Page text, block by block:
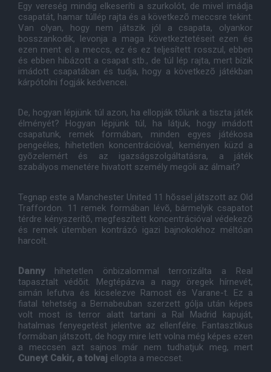
Egy vereség mindig elkeseríti a szurkolót, de mivel imádja
csapatát, hamar túllép rajta és a következõ meccsre tekint.
Van olyan, hogy nem játszik jól a csapata, olyankor
bosszankodik, levonja a maga következtetéseit ezen és
ezen ment el a meccs, ez és ez teljesített rosszul, ebben
és ebben hibázott a csapat stb., de túl lép rajta, mert bízik
imádott csapatában és tudja, hogy a következõ játékban
kárpótolni fogják kedvencei.
De, hogyan lépjünk túl azon, ha ellopják tõlünk a tiszta játék
élményét? Hogyan lépjünk túl, ha látjuk, hogy imádott
csapatunk, remek formában, minden egyes játékosa
pengeéles, hihetetlen koncentrációval, keményen küzd a
gyõzelemért és az igazságszolgáltatásra, a játék
szabályos menetére hivatott személy megöli az álmait?
Tegnap este a Manchester United 11 hõssel játszott az Old
Traffordon. 11 remek formában lévõ, bármelyik csapatot
térdre kényszerítõ, megfeszített koncentrációval védekezõ
és remek ütemben kontrázó igazi bajnokokhoz méltóan
harcolt.
Dannyhihetetlen önbizalommal terrorizálta a Real
tapasztalt védõit. Megtépázva a nagy öregek hírnevét,
simán lefutva és kicselezve Ramost és Varane-t. Ez a
fiatal tehetség a Bernabeuban szerzett gólja után képes
volt most is terror alatt tartani a Ral Madrid kapuját,
hatalmas fenyegetést jelentve az ellenfélre. Fantasztikus
formában játszott, de hogy mire lett volna még képes ezen
a meccsen azt sajnos már nem tudhatjuk meg, mert
Cuneyt Cakir, a tolvaj ellopta a meccset.